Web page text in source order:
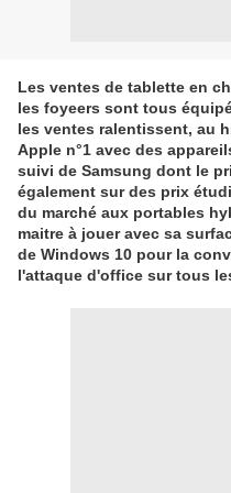
Les ventes de tablette en
les foyeers sont tous
les ventes ralentissent, au
Apple n°1 avec des
suivi de Samsung dont le
également sur des prix
du marché aux portables
maitre à jouer avec sa
de Windows 10 pour la
l'attaque d'office sur tous